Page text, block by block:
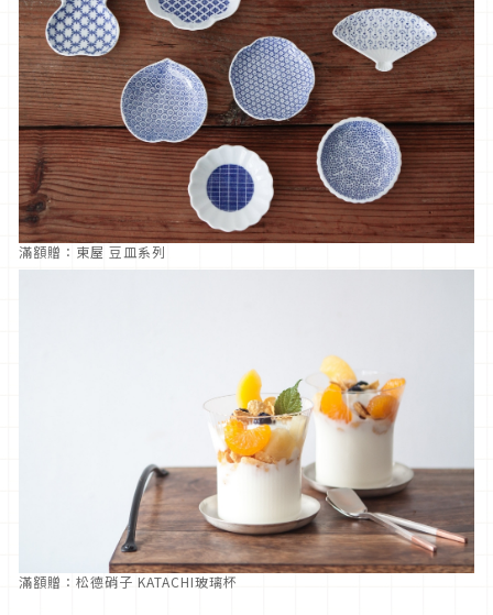
滿額贈：東屋 豆皿系列
滿額贈：松德硝子 KATACHI玻璃杯